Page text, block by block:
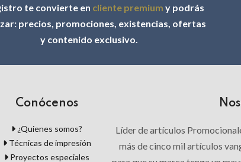
te convierte en cliente premium y podrás
precios, promociones, existencias, ofertas
y contenido exclusivo.
Conócenos
¿Quienes somos?
Técnicas de impresión
Proyectos especiales
Líder de artículos
más de cinco mil artículos